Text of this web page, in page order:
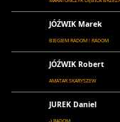
JÓŹWIK Marek
BIEGIEM RADOM ! RADOM
JÓŹWIK Robert
AMATAR SKARYSZEW
JUREK Daniel
-) RADOM